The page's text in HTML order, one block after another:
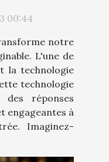
00:44
notre
L'une de
la technologie
technologie
réponses
engageantes à
Imaginez-